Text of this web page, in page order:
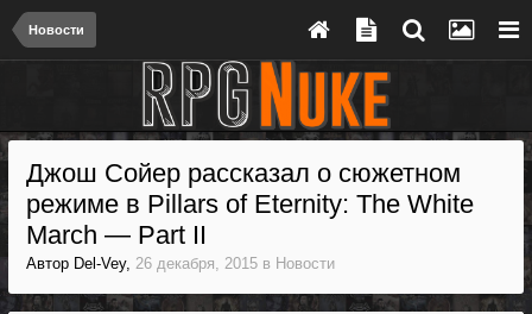
Новости
Джош Сойер рассказал о сюжетном
режиме в Pillars of Eternity: The White
March — Part II
Автор Del-Vey, 26 декабря, 2015 в Новости